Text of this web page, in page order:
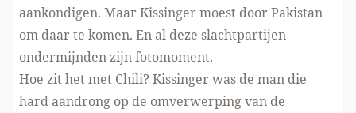
aankondigen. Maar Kissinger moest door Pakistan
om daar te komen. En al deze slachtpartijen
ondermijnden zijn fotomoment.
Hoe zit het met Chili? Kissinger was de man die
hard aandrong op de omverwerping van de